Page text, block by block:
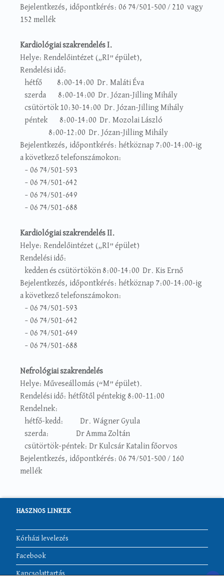
Bejelentkezés, időpontkérés: 06 74/501-500 / 210 vagy
152 mellék
Kardiológiai szakrendelés I.
Helye: Rendelőintézet („RI” épület),
Rendelési idő:
hétfő 8:00-14:00 Dr. Maláti Éva
szerda 8:00-14:00 Dr. Józan-Jilling Mihály
csütörtök 10:30-14:00 Dr. Józan-Jilling Mihály
péntek 8:00-14:00 Dr. Mozolai László
8:00-12:00 Dr. Józan-Jilling Mihály
Bejelentkezés, időpontkérés: hétköznap 7:00-14:00-ig
a következő telefonszámokon:
– 06 74/501-593
– 06 74/501-642
– 06 74/501-649
– 06 74/501-688
Kardiológiai szakrendelés II.
Helye: Rendelőintézet („RI” épület)
Rendelési idő:
kedden és csütörtökön 8:00-14:00 Dr. Kis Ernő
Bejelentkezés, időpontkérés: hétköznap 7:00-14:00-ig
a következő telefonszámokon:
– 06 74/501-593
– 06 74/501-642
– 06 74/501-649
– 06 74/501-688
Nefrológiai szakrendelés
Helye: Műveseállomás (“M” épület).
Rendelési idő: hétfőtől péntekig 8:00-11:00
Rendelnek:
hétfő-kedd: Dr. Wágner Gyula
szerda: Dr Amma Zoltán
csütörtök-péntek: Dr Kulcsár Katalin főorvos
Bejelentkezés, időpontkérés: 06 74/501-500 / 160
mellék
HASZNOS LINKEK
Kórházi levelezés
Facebook
Kapcsolattartás